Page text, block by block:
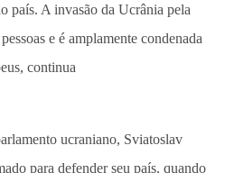
país. A invasão da Ucrânia pela
e é amplamente condenada
continua